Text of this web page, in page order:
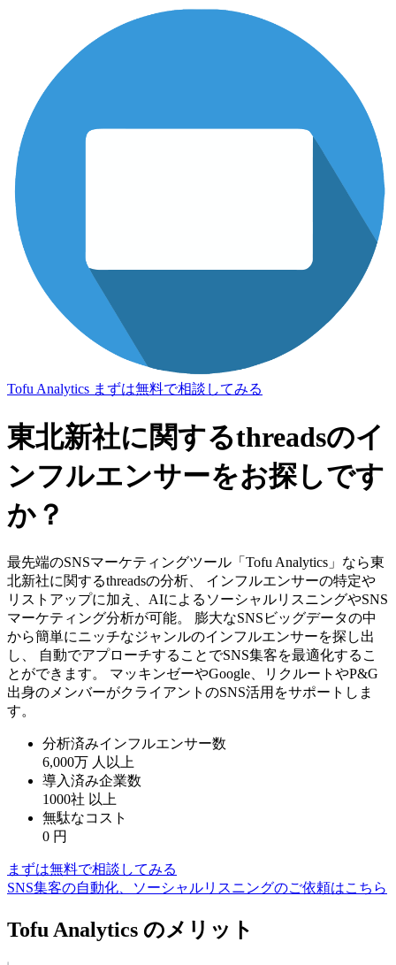
Tofu Analytics まずは無料で相談してみる
東北新社に関するthreadsのイ
ンフルエンサーをお探しです
か？
最先端のSNSマーケティングツール「Tofu Analytics」なら東
北新社に関するthreadsの分析、 インフルエンサーの特定や
リストアップに加え、AIによるソーシャルリスニングやSNS
マーケティング分析が可能。 膨大なSNSビッグデータの中
から簡単にニッチなジャンルのインフルエンサーを探し出
し、 自動でアプローチすることでSNS集客を最適化するこ
とができます。 マッキンゼーやGoogle、リクルートやP&G
出身のメンバーがクライアントのSNS活用をサポートしま
す。
分析済みインフルエンサー数
6,000万 人以上
導入済み企業数
1000社 以上
無駄なコスト
0 円
まずは無料で相談してみる
SNS集客の自動化、ソーシャルリスニングのご依頼はこちら
Tofu Analytics のメリット